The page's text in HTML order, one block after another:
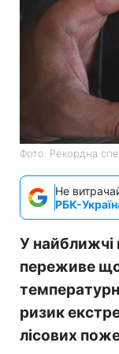
Фото: Рекордна
Не
РБК-
У найближчі
переживе
ризик
лісових